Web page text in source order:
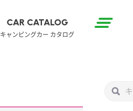
CAR CATALOG
キャンピングカー カタログ